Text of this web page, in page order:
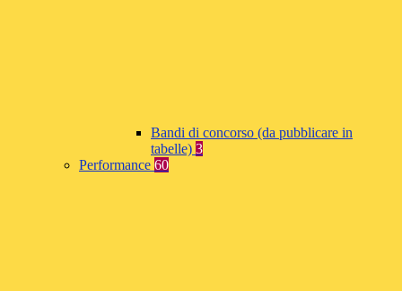
Bandi di concorso (da pubblicare in
tabelle) 3
Performance 60